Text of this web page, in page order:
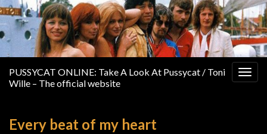
PUSSYCAT ONLINE: Take A Look At Pussycat / Toni
Wille – The official website
Every beat of my heart